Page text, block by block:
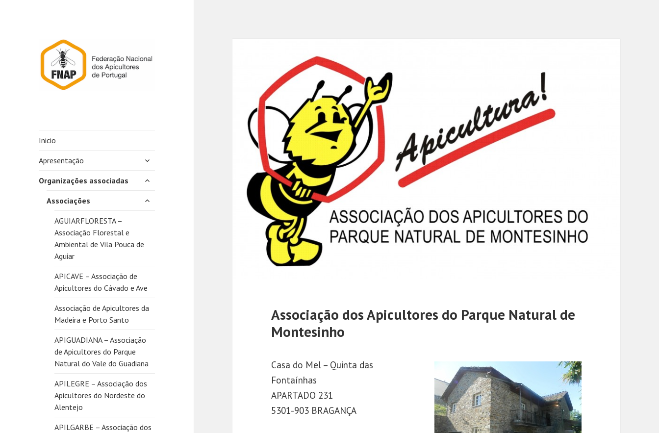
Inicio
Apresentação
expandir
Organizações associadas
expandir
Associações
expandir
AGUIARFLORESTA –
Associação Florestal e
Ambiental de Vila Pouca de
Aguiar
APICAVE – Associação de
Apicultores do Cávado e Ave
Associação de Apicultores da
Madeira e Porto Santo
APIGUADIANA – Associação
de Apicultores do Parque
Natural do Vale do Guadiana
APILEGRE – Associação dos
Apicultores do Nordeste do
Alentejo
APILGARBE – Associação dos
Associação dos Apicultores do Parque Natural de
Montesinho
Casa do Mel – Quinta das
Fontaínhas
APARTADO 231
5301-903 BRAGANÇA